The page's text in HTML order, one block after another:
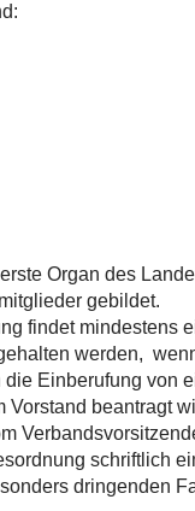
Organ des
gebildet.
findet mindestens
werden,
Einberufung von
Vorstand beantragt
schriftlich
dringenden